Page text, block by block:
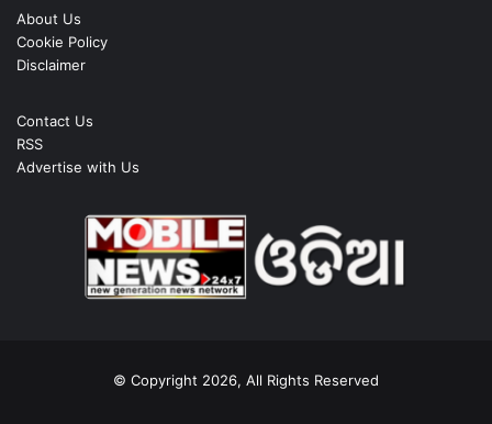
About Us
Cookie Policy
Disclaimer
Contact Us
RSS
Advertise with Us
© Copyright 2026, All Rights Reserved